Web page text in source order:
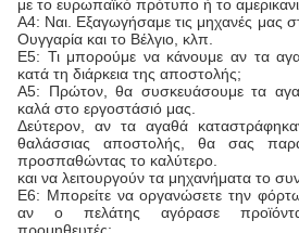
με το ευρωπαϊκό πρότυπο ή το
Α4: Ναι. Εξαγωγήσαμε τις μηχανές μας
Ουγγαρία και το Βέλγιο, κλπ.
Ε5: Τι μπορούμε να κάνουμε αν τα
κατά τη διάρκεια της αποστολής;
Α5: Πρώτον, θα συσκευάσουμε τα
καλά στο εργοστάσιό μας.
Δεύτερον, αν τα αγαθά
θαλάσσιας αποστολής, θα σας
προσπαθώντας το καλύτερο.
και να λειτουργούν τα μηχανήματα το
Ε6: Μπορείτε να οργανώσετε την
αν ο πελάτης αγόρασε